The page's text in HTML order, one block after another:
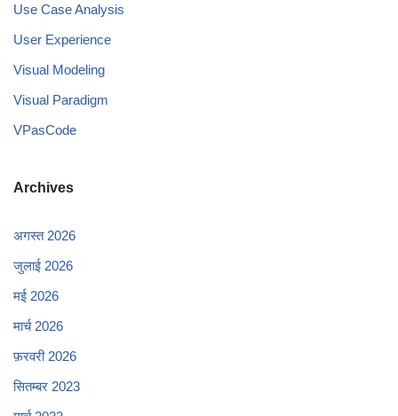
Use Case Analysis
User Experience
Visual Modeling
Visual Paradigm
VPasCode
Archives
अगस्त 2026
जुलाई 2026
मई 2026
मार्च 2026
फ़रवरी 2026
सितम्बर 2023